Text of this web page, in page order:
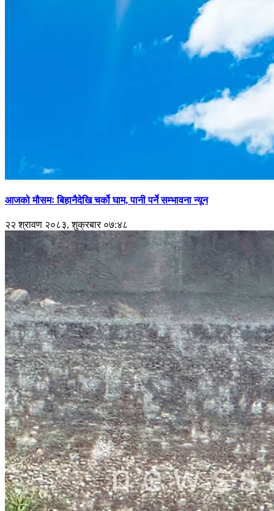
आजको मौसमः बिहानैदेखि चर्को घाम, पानी पर्ने सम्भावना न्यून
२२ श्रावण २०८३, शुक्रबार ०७:४८